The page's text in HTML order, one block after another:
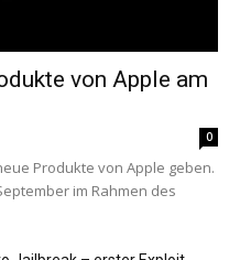
von Apple am
0
Produkte von Apple geben.
im Rahmen des